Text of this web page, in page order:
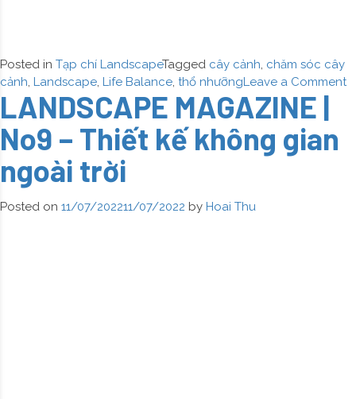
Posted in Tạp chí LandscapeTagged cây cảnh, chăm sóc cây
cảnh, Landscape, Life Balance, thổ nhưỡngLeave a Comment
LANDSCAPE MAGAZINE |
No9 – Thiết kế không gian
ngoài trời
Posted on 11/07/202211/07/2022 by Hoai Thu